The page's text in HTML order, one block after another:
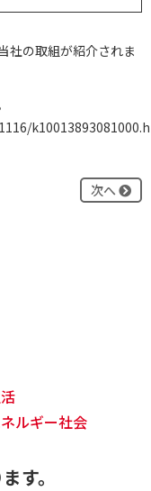
社の取組が紹介されま
次へ
ルギー社会
す。